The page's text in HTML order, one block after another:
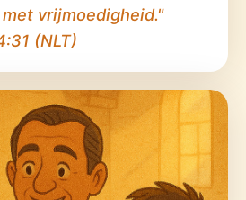
vrijmoedigheid."
(NLT)